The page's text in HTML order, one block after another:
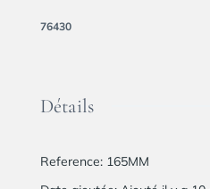
76430
Détails
Reference: 165MM